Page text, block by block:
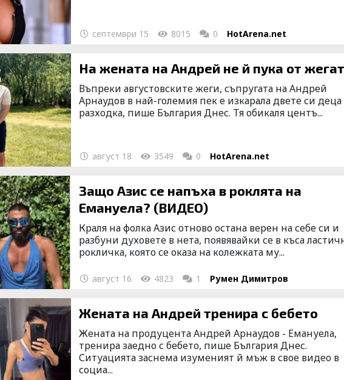
септември 15 8015 0 HotArena.net
На жената на Андрей не й пука от
Въпреки августовските жеги, съпругата на Андрей
Арнаудов в най-големия пек е изкарала двете си деца
разходка, пише България Днес. Тя обикаля центъ...
август 18 3549 0 HotArena.net
Защо Азис се напъха в роклята на
Емануела? (ВИДЕО)
Краля на фолка Азис отново остана верен на себе си и
разбуни духовете в нета, появявайки се в къса
рокличка, която се оказа на колежката му...
август 16 4823 1 Румен Димитров
Жената на Андрей тренира с бебето
Жената на продуцента Андрей Арнаудов - Емануела,
тренира заедно с бебето, пише България Днес.
Ситуацията заснема изуменият й мъж в свое видео в
социа...